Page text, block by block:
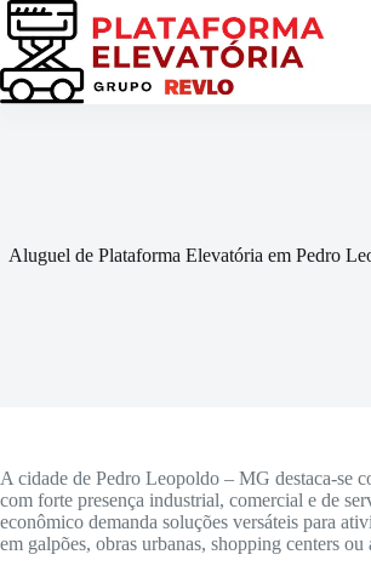
Pular
para
conteúdo
Aluguel de Plataforma Elevatória em Pedro
A cidade de Pedro Leopoldo – MG destaca-se
com forte presença industrial, comercial e de
econômico demanda soluções versáteis para
em galpões, obras urbanas, shopping centers ou